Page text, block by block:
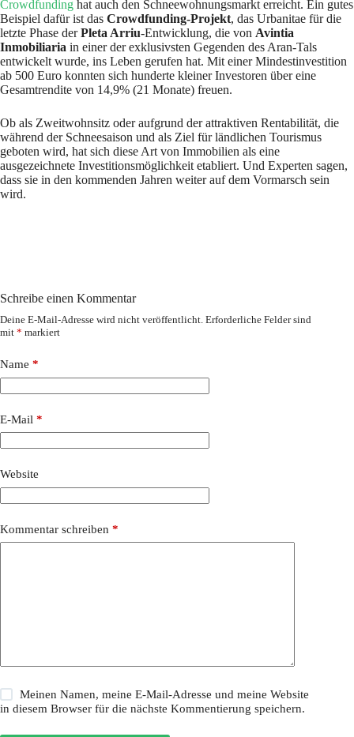
Crowdfunding hat auch den Schneewohnungsmarkt erreicht. Ein gutes
Beispiel dafür ist das Crowdfunding-Projekt, das Urbanitae für die
letzte Phase derPleta Arriu-Entwicklung, die von Avintia
Inmobiliaria in einer der exklusivsten Gegenden des Aran-Tals
entwickelt wurde, ins Leben gerufen hat. Mit einer Mindestinvestition
ab 500 Euro konnten sich hunderte kleiner Investoren über eine
Gesamtrendite von 14,9% (21 Monate) freuen.
Ob als Zweitwohnsitz oder aufgrund der attraktiven Rentabilität, die
während der Schneesaison und als Ziel für ländlichen Tourismus
geboten wird, hat sich diese Art von Immobilien als eine
ausgezeichnete Investitionsmöglichkeit etabliert. Und Experten sagen,
dass sie in den kommenden Jahren weiter auf dem Vormarsch sein
wird.
Schreibe einen Kommentar
Deine E-Mail-Adresse wird nicht veröffentlicht. Erforderliche Felder sind
mit * markiert
Name *
E-Mail *
Website
Kommentar schreiben *
Meinen Namen, meine E-Mail-Adresse und meine Website
in diesem Browser für die nächste Kommentierung speichern.